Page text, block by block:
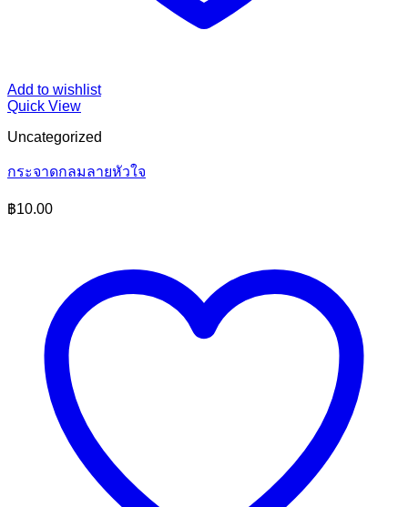
Add to wishlist
Quick View
Uncategorized
กระจาดกลมลายหัวใจ
฿10.00